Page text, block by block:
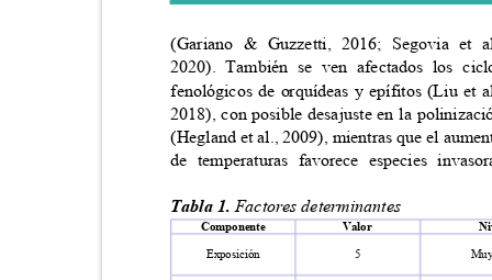
(Gariano & Guzzetti, 2016; Segovia
2020). También se ven afectados los
fenológicos de orquídeas y epífitos (Liu et
2018), con posible desajuste en la
(Hegland et al., 2009), mientras que el
de temperaturas favorece especies
Tabla 1.Factores determinantes
Componente Valor
Exposición 5